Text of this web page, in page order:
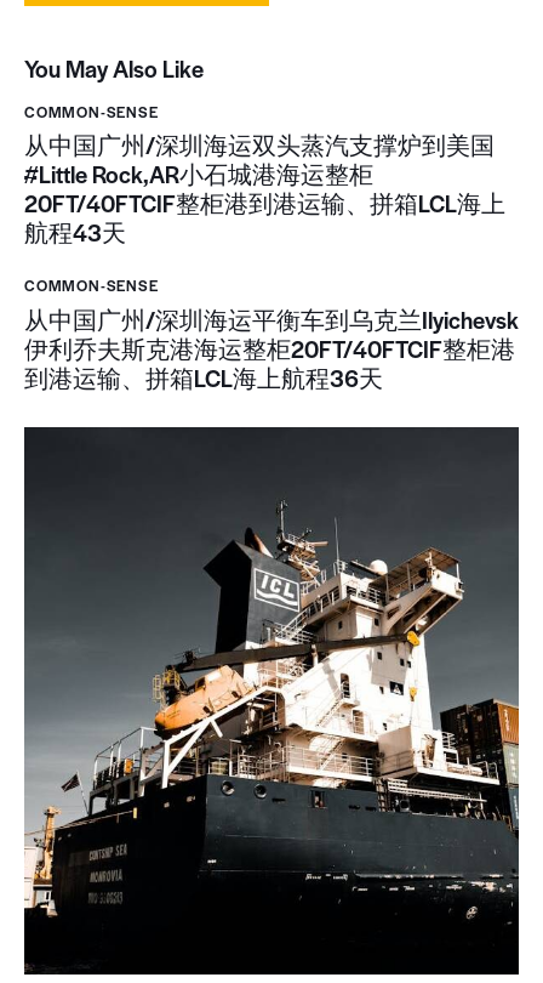
You May Also Like
COMMON-SENSE
从中国广州/深圳海运双头蒸汽支撑炉到美国
#Little Rock,AR小石城港海运整柜
20FT/40FTCIF整柜港到港运输、拼箱LCL海上
航程43天
COMMON-SENSE
从中国广州/深圳海运平衡车到乌克兰Ilyichevsk
伊利乔夫斯克港海运整柜20FT/40FTCIF整柜港
到港运输、拼箱LCL海上航程36天